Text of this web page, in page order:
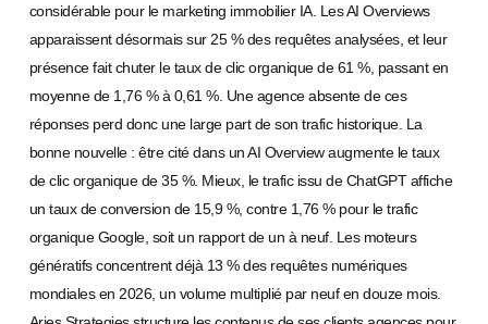
considérable pour le marketing immobilier IA. Les AI Overviews
apparaissent désormais sur 25 % des requêtes analysées, et leur
présence fait chuter le taux de clic organique de 61 %, passant en
moyenne de 1,76 % à 0,61 %. Une agence absente de ces
réponses perd donc une large part de son trafic historique. La
bonne nouvelle : être cité dans un AI Overview augmente le taux
de clic organique de 35 %. Mieux, le trafic issu de ChatGPT affiche
un taux de conversion de 15,9 %, contre 1,76 % pour le trafic
organique Google, soit un rapport de un à neuf. Les moteurs
génératifs concentrent déjà 13 % des requêtes numériques
mondiales en 2026, un volume multiplié par neuf en douze mois.